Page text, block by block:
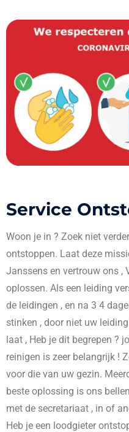
Service
Woon je in ? Zoek niet
ontstoppen. Laat deze
Janssens en vertrouw ons ,
oplossen. Als een leiding
de leidingen , en na 3 4
stinken , door niet uw
laat , Heb je dit begrepen ?
reinigen is zeer belangrijk !
voor die van uw gezin.
beste oplossing is ons
met de secretariaat , in of
Heb je een loodgieter